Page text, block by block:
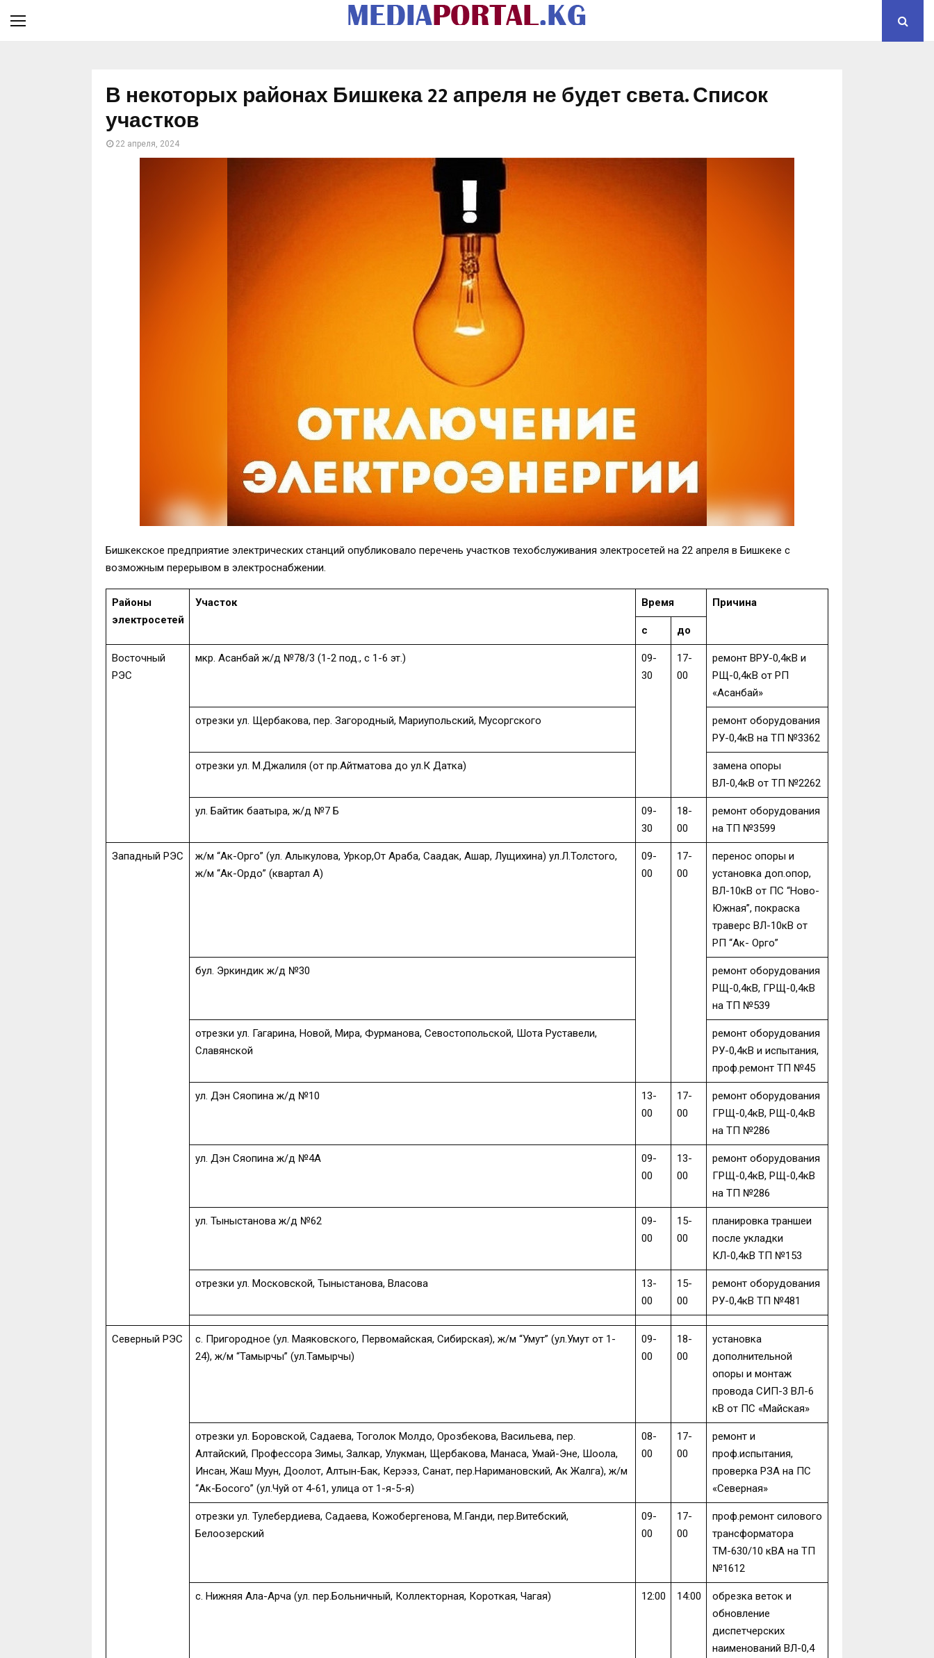
В некоторых районах Бишкека 22 апреля не будет света. Список
участков
22 апреля, 2024
Бишкекское предприятие электрических станций опубликовало перечень участков техобслуживания электросетей на 22 апреля в Бишкеке с
возможным перерывом в электроснабжении.
Районы
электросетей
Участок Время Причина
с до
Восточный
РЭС
мкр. Асанбай ж/д №78/3 (1-2 под., с 1-6 эт.)
09-
30
17-
00
ремонт ВРУ-0,4кВ и
РЩ-0,4кВ от РП
«Асанбай»
отрезки ул. Щербакова, пер. Загородный, Мариупольский, Мусоргского
ремонт оборудования
РУ-0,4кВ на ТП №3362
отрезки ул. М.Джалиля (от пр.Айтматова до ул.К Датка)
замена опоры
ВЛ-0,4кВ от ТП №2262
ул. Байтик баатыра, ж/д №7 Б
09-
30
18-
00
ремонт оборудования
на ТП №3599
Западный РЭС
ж/м “Ак-Орго” (ул. Алыкулова, Уркор,От Араба, Саадак, Ашар, Лущихина) ул.Л.Толстого,
ж/м “Ак-Ордо” (квартал А)
09-
00
17-
00
перенос опоры и
установка доп.опор,
ВЛ-10кВ от ПС “Ново-
Южная”, покраска
траверс ВЛ-10кВ от
РП “Ак- Орго”
бул. Эркиндик ж/д №30
ремонт оборудования
РЩ-0,4кВ, ГРЩ-0,4кВ
на ТП №539
отрезки ул. Гагарина, Новой, Мира, Фурманова, Севостопольской, Шота Руставели,
Славянской
ремонт оборудования
РУ-0,4кВ и испытания,
проф.ремонт ТП №45
ул. Дэн Сяопина ж/д №10
13-
00
17-
00
ремонт оборудования
ГРЩ-0,4кВ, РЩ-0,4кВ
на ТП №286
ул. Дэн Сяопина ж/д №4А
09-
00
13-
00
ремонт оборудования
ГРЩ-0,4кВ, РЩ-0,4кВ
на ТП №286
ул. Тыныстанова ж/д №62
09-
00
15-
00
планировка траншеи
после укладки
КЛ-0,4кВ ТП №153
отрезки ул. Московской, Тыныстанова, Власова
13-
00
15-
00
ремонт оборудования
РУ-0,4кВ ТП №481
Северный РЭС
с. Пригородное (ул. Маяковского, Первомайская, Сибирская), ж/м “Умут” (ул.Умут от 1-
24), ж/м “Тамырчы” (ул.Тамырчы)
09-
00
18-
00
установка
дополнительной
опоры и монтаж
провода СИП-3 ВЛ-6
кВ от ПС «Майская»
отрезки ул. Боровской, Садаева, Тоголок Молдо, Орозбекова, Васильева, пер.
Алтайский, Профессора Зимы, Залкар, Улукман, Щербакова, Манаса, Умай-Эне, Шоола,
Инсан, Жаш Муун, Доолот, Алтын-Бак, Керээз, Санат, пер.Наримановский, Ак Жалга), ж/м
“Ак-Босого” (ул.Чуй от 4-61, улица от 1-я-5-я)
08-
00
17-
00
ремонт и
проф.испытания,
проверка РЗА на ПС
«Северная»
отрезки ул. Тулебердиева, Садаева, Кожобергенова, М.Ганди, пер.Витебский,
Белоозерский
09-
00
17-
00
проф.ремонт силового
трансформатора
ТМ-630/10 кВА на ТП
№1612
с. Нижняя Ала-Арча (ул. пер.Больничный, Коллекторная, Короткая, Чагая) 12:00 14:00
обрезка веток и
обновление
диспетчерских
наименований ВЛ-0,4